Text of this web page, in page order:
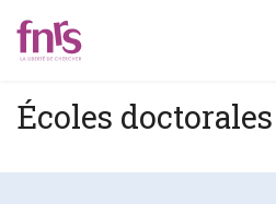
Écoles doctorales